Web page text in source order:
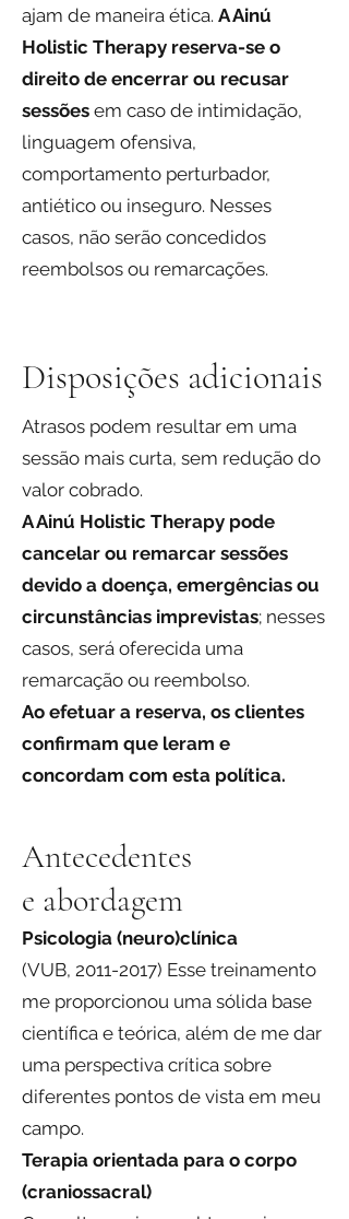
ajam de maneira ética. A Ainú
Holistic Therapy reserva-se o
direito de encerrar ou recusar
sessões em caso de intimidação,
linguagem ofensiva,
comportamento perturbador,
antiético ou inseguro. Nesses
casos, não serão concedidos
reembolsos ou remarcações.
Disposições adicionais
Atrasos podem resultar em uma
sessão mais curta, sem redução do
valor cobrado.
A Ainú Holistic Therapy pode
cancelar ou remarcar sessões
devido a doença, emergências ou
circunstâncias imprevistas; nesses
casos, será oferecida uma
remarcação ou reembolso.
Ao efetuar a reserva, os clientes
confirmam que leram e
concordam com esta política.
Antecedentes
e abordagem
Psicologia (neuro)clínica
(VUB, 2011-2017) Esse treinamento
me proporcionou uma sólida base
científica e teórica, além de me dar
uma perspectiva crítica sobre
diferentes pontos de vista em meu
campo.
Terapia orientada para o corpo
(craniossacral)